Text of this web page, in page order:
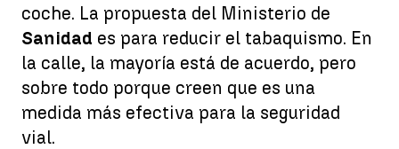
coche. La propuesta del Ministerio de
Sanidad es para reducir el tabaquismo. En
la calle, la mayoría está de acuerdo, pero
sobre todo porque creen que es una
medida más efectiva para la seguridad
vial.